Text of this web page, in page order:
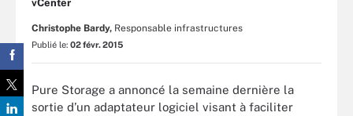
vCenter
Christophe Bardy, Responsable infrastructures
Publié le: 02 févr. 2015
Pure Storage a annoncé la semaine dernière la
sortie d’un adaptateur logiciel visant à faciliter